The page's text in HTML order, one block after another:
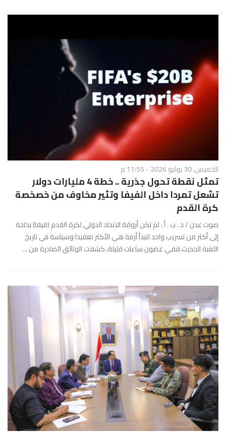
الخميس, 30 يوليو 2026 - 11:55 م
تمثل نقطة تحول جذرية .. خطة 4 مليارات دولار
تشعل تمردا داخل الفيفا وتثير مخاوف من خصخصة
كرة القدم
صوت عدن / د . ب . أ : لم تكن أروقة الاتحاد الدولي لكرة القدم (فيفا) بحاجة
إلى أكثر من تسريب واحد لتبدأ أزمة هي الأكثر تعقيدا وسياسة في تاريخ
اللعبة الحديث.ففي غضون ساعات قليلة، كشفت الوثائق الصادرة من ...